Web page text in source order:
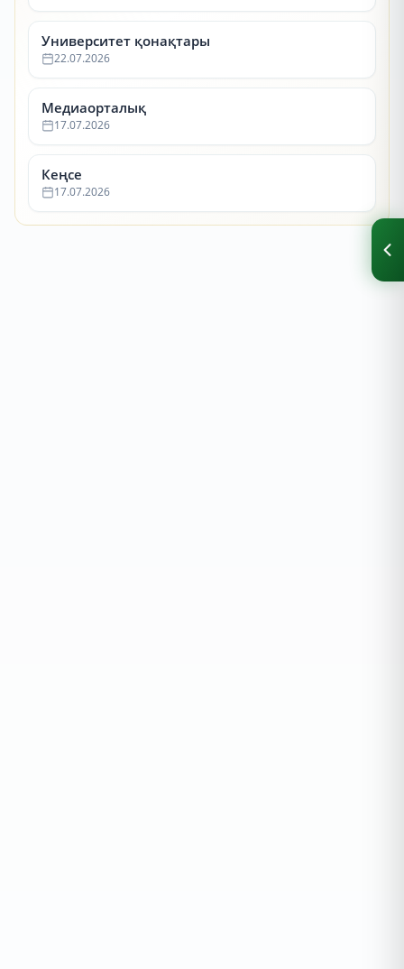
Университет қонақтары
22.07.2026
Медиаорталық
17.07.2026
Кеңсе
17.07.2026